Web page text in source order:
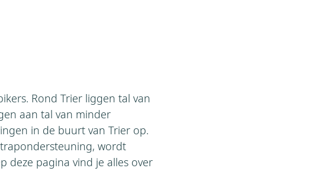
Rond Trier liggen tal van
aan tal van minder
in de buurt van Trier op.
wordt
deze pagina vind je alles over